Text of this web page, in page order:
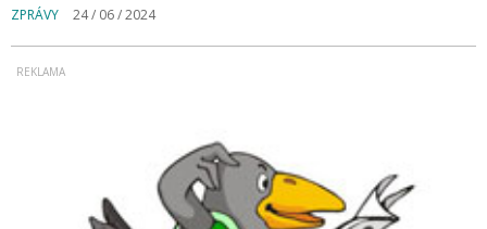
ZPRÁVY 24 / 06 / 2024